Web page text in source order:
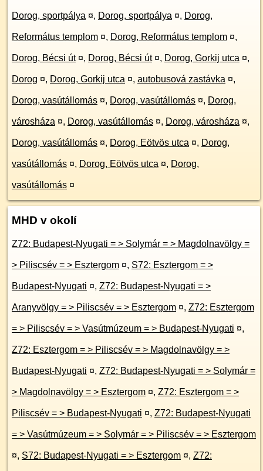
Dorog, sportpálya ¤, Dorog, sportpálya ¤, Dorog,
Református templom ¤, Dorog, Református templom ¤,
Dorog, Bécsi út ¤, Dorog, Bécsi út ¤, Dorog, Gorkij utca ¤,
Dorog ¤, Dorog, Gorkij utca ¤, autobusová zastávka ¤,
Dorog, vasútállomás ¤, Dorog, vasútállomás ¤, Dorog,
városháza ¤, Dorog, vasútállomás ¤, Dorog, városháza ¤,
Dorog, vasútállomás ¤, Dorog, Eötvös utca ¤, Dorog,
vasútállomás ¤, Dorog, Eötvös utca ¤, Dorog,
vasútállomás ¤
MHD v okolí
Z72: Budapest-Nyugati = > Solymár = > Magdolnavölgy =
> Piliscsév = > Esztergom ¤, S72: Esztergom = >
Budapest-Nyugati ¤, Z72: Budapest-Nyugati = >
Aranyvölgy = > Piliscsév = > Esztergom ¤, Z72: Esztergom
= > Piliscsév = > Vasútmúzeum = > Budapest-Nyugati ¤,
Z72: Esztergom = > Piliscsév = > Magdolnavölgy = >
Budapest-Nyugati ¤, Z72: Budapest-Nyugati = > Solymár =
> Magdolnavölgy = > Esztergom ¤, Z72: Esztergom = >
Piliscsév = > Budapest-Nyugati ¤, Z72: Budapest-Nyugati
= > Vasútmúzeum = > Solymár = > Piliscsév = > Esztergom
¤, S72: Budapest-Nyugati = > Esztergom ¤, Z72: